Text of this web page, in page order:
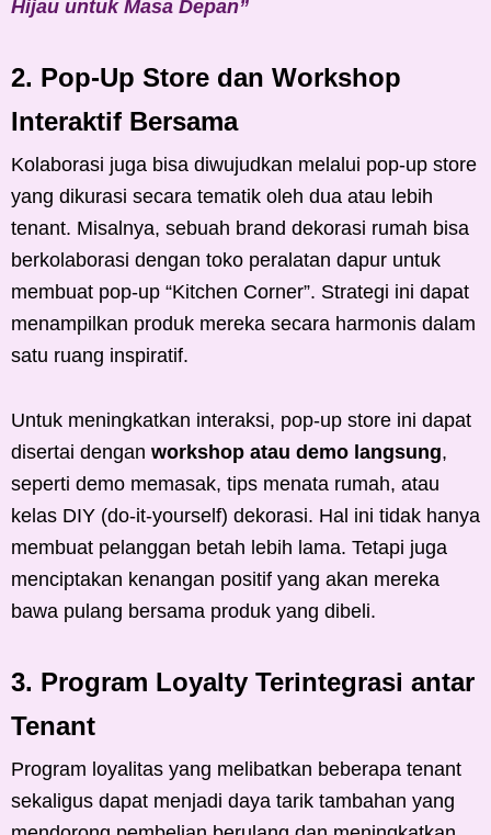
Hijau untuk Masa Depan”
2. Pop-Up Store dan Workshop
Interaktif Bersama
Kolaborasi juga bisa diwujudkan melalui pop-up store
yang dikurasi secara tematik oleh dua atau lebih
tenant. Misalnya, sebuah brand dekorasi rumah bisa
berkolaborasi dengan toko peralatan dapur untuk
membuat pop-up “Kitchen Corner”. Strategi ini dapat
menampilkan produk mereka secara harmonis dalam
satu ruang inspiratif.
Untuk meningkatkan interaksi, pop-up store ini dapat
disertai dengan workshop atau demo langsung,
seperti demo memasak, tips menata rumah, atau
kelas DIY (do-it-yourself) dekorasi. Hal ini tidak hanya
membuat pelanggan betah lebih lama. Tetapi juga
menciptakan kenangan positif yang akan mereka
bawa pulang bersama produk yang dibeli.
3. Program Loyalty Terintegrasi antar
Tenant
Program loyalitas yang melibatkan beberapa tenant
sekaligus dapat menjadi daya tarik tambahan yang